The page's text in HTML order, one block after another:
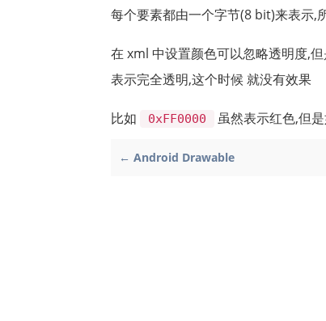
每个要素都由一个字节(8 bit)来表示,
在 xml 中设置颜色可以忽略透明度,
表示完全透明,这个时候 就没有效果
比如 0xFF0000 虽然表示红色,但
← Android Drawable